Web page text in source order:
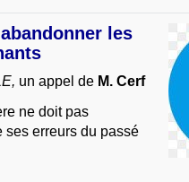
les
un appel de M. Cerf
ne doit pas
ses erreurs du passé